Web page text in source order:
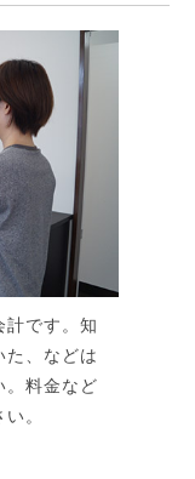
計です。知
た、などは
。料金など
。